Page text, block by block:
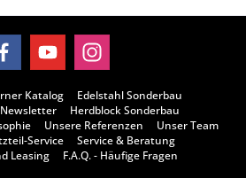
Katalog
Edelstahl Sonderbau
Herdblock Sonderbau
Unsere Referenzen
Unser Team
Service
Service & Beratung
Leasing
F.A.Q. - Häufige Fragen